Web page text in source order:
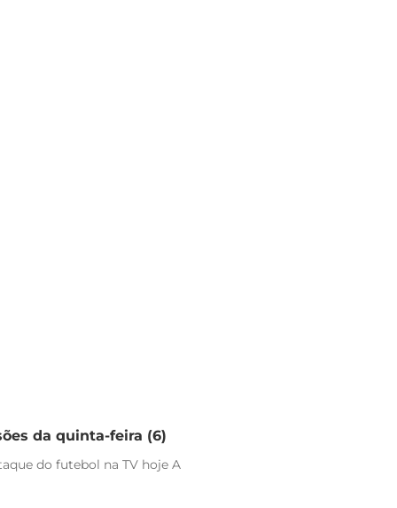
da quinta-feira (6)
do futebol na TV hoje A